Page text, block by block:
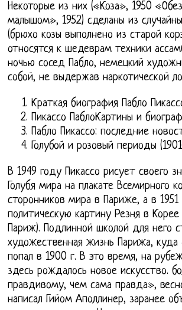
Некоторые из них («Коза», 1950
малышом», 1952) сделаны из
(брюхо козы выполнено из старой
относятся к шедеврам техники
ночью сосед Пабло, немецкий
собой, не выдержав наркотической
Краткая биография Пабло
Пикассо ПаблоКартины и
Пабло Пикассо: последние
Голубой и розовый периоды
В 1949 году Пикассо рисует своего
Голубя мира на плакате Всемирного
сторонников мира в Париже, а в
политическую картину Резня в
Париж). Подлинной школой для него
художественная жизнь Парижа, куда
попал в 1900 г. В это время, на
здесь рождалось новое искусство.
правдивому, чем сама правда»,
написал Гийом Аполлинер, заранее